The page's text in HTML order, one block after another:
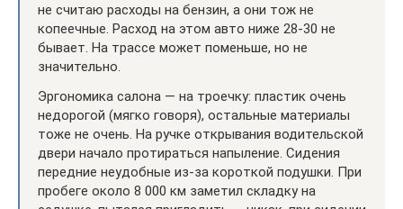
не считаю расходы на бензин, а они тож не
копеечные. Расход на этом авто ниже 28-30 не
бывает. На трассе может поменьше, но не
значительно.
Эргономика салона — на троечку: пластик очень
недорогой (мягко говоря), остальные материалы
тоже не очень. На ручке открывания водительской
двери начало протираться напыление. Сидения
передние неудобные из-за короткой подушки. При
пробеге около 8 000 км заметил складку на